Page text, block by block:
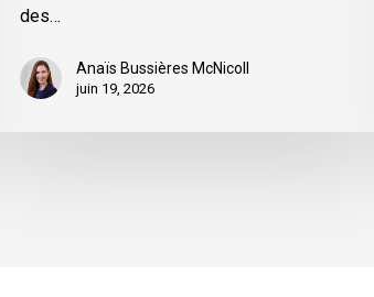
des…
Anaïs Bussières McNicoll
juin 19, 2026